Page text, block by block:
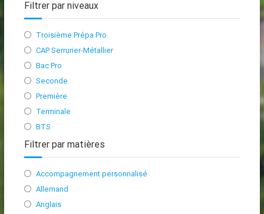
Filtrer par niveaux
Troisième Prépa Pro
CAP Serrurier-Métallier
Bac Pro
Seconde
Première
Terminale
BTS
Filtrer par matières
Accompagnement personnalisé
Allemand
Anglais